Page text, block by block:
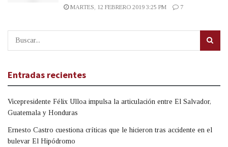
MARTES, 12 FEBRERO 2019 3:25 PM
7
Entradas recientes
Vicepresidente Félix Ulloa impulsa la articulación entre El Salvador,
Guatemala y Honduras
Ernesto Castro cuestiona críticas que le hicieron tras accidente en el
bulevar El Hipódromo